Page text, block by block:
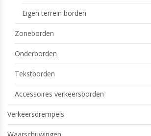
Eigen terrein borden
Zoneborden
Onderborden
Tekstborden
Accessoires verkeersborden
Verkeersdrempels